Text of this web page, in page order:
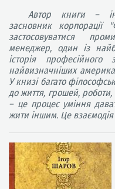
Автор книги –
засновник
застосовуватися
менеджер, один із
історія
найвизначніших
У книзі багато
до життя, грошей, роботи,
– це процес уміння
жити іншим. Це взаємодія